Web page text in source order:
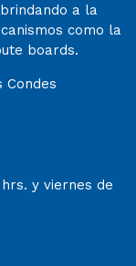
a la
como la
boards.
Condes
y viernes de